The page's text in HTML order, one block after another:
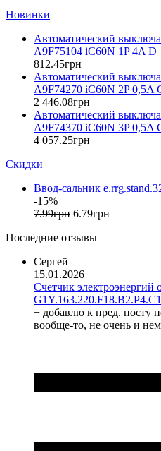
EON (Таиланд)
ETI (Словения)
ETREL (Словения)
Evrosvet (Украина)
Extherm (Германия)
F&F (Польша)
FRER (Италия)
FS (Украина)
Galkat (Украина)
GENERICA (Китай)
Gewiss (Италия)
GreenVision (Китай)
Hager (Германия)
Haupa (Германия)
HD Hyundai Electric
Hemstedt (Германия)
Horoz Electric (Турция)
Huawei (Китай)
Katko (Финляндия)
Новинки
Автоматический
A9F75104 iC60N 1P 4A D
812.45грн
Автоматический
A9F74270 iC60N 2P 0,5A
2 446.08грн
Автоматический
A9F74370 iC60N 3P 0,5A
4 057.25грн
Скидки
Ввод-сальник
-15%
7.99грн 6.79грн
Последние отзывы
Сергей
15.01.2026
Счетчик
+ добавлю к пред. посту
вообще-то, не очень и